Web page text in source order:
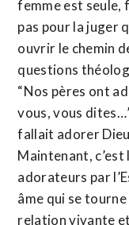
femme est seule,
pas pour la juger
ouvrir le chemin
questions
“Nos pères ont
vous, vous
fallait adorer
Maintenant, c’est
adorateurs par
âme qui se
relation vivante